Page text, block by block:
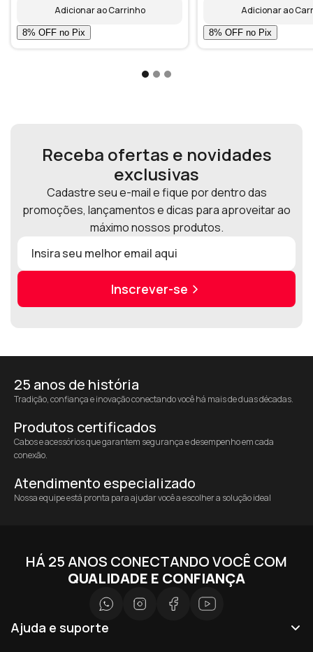
Adicionar ao Carrinho Adicionar ao
Receba ofertas e novidades
exclusivas
Cadastre seu e-mail e fique por dentro das
promoções, lançamentos e dicas para aproveitar ao
máximo nossos produtos.
Inscrever-se
25 anos de história
Tradição, confiança e inovação conectando você há mais de duas décadas.
Produtos certificados
Cabos e acessórios que garantem segurança e desempenho em cada
conexão.
Atendimento especializado
Nossa equipe está pronta para ajudar você a escolher a solução ideal
HÁ 25 ANOS CONECTANDO VOCÊ COM
QUALIDADE E CONFIANÇA
Ajuda e suporte